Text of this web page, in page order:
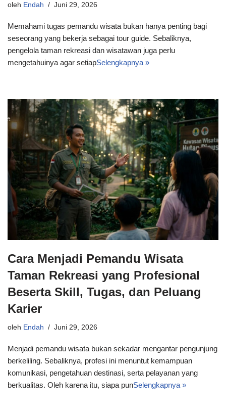
oleh Endah Juni 29, 2026
Memahami tugas pemandu wisata bukan hanya penting bagi
seseorang yang bekerja sebagai tour guide. Sebaliknya,
pengelola taman rekreasi dan wisatawan juga perlu
mengetahuinya agar setiapSelengkapnya »
Cara Menjadi Pemandu Wisata
Taman Rekreasi yang Profesional
Beserta Skill, Tugas, dan Peluang
Karier
oleh Endah Juni 29, 2026
Menjadi pemandu wisata bukan sekadar mengantar pengunjung
berkeliling. Sebaliknya, profesi ini menuntut kemampuan
komunikasi, pengetahuan destinasi, serta pelayanan yang
berkualitas. Oleh karena itu, siapa punSelengkapnya »